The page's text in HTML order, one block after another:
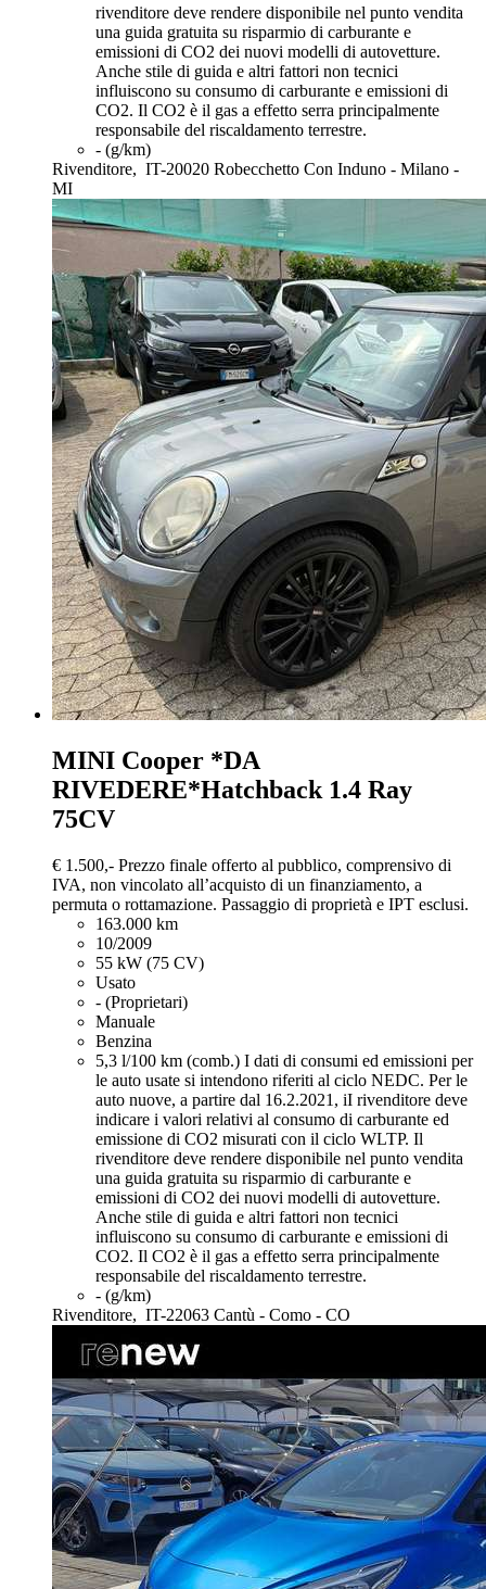
rivenditore deve rendere disponibile nel punto vendita
una guida gratuita su risparmio di carburante e
emissioni di CO2 dei nuovi modelli di autovetture.
Anche stile di guida e altri fattori non tecnici
influiscono su consumo di carburante e emissioni di
CO2. Il CO2 è il gas a effetto serra principalmente
responsabile del riscaldamento terrestre.
- (g/km)
Rivenditore, IT-20020 Robecchetto Con Induno - Milano -
MI
MINI Cooper *DA
RIVEDERE*Hatchback 1.4 Ray
75CV
€ 1.500,- Prezzo finale offerto al pubblico, comprensivo di
IVA, non vincolato all’acquisto di un finanziamento, a
permuta o rottamazione. Passaggio di proprietà e IPT esclusi.
163.000 km
10/2009
55 kW (75 CV)
Usato
- (Proprietari)
Manuale
Benzina
5,3 l/100 km (comb.) I dati di consumi ed emissioni per
le auto usate si intendono riferiti al ciclo NEDC. Per le
auto nuove, a partire dal 16.2.2021, iI rivenditore deve
indicare i valori relativi al consumo di carburante ed
emissione di CO2 misurati con il ciclo WLTP. Il
rivenditore deve rendere disponibile nel punto vendita
una guida gratuita su risparmio di carburante e
emissioni di CO2 dei nuovi modelli di autovetture.
Anche stile di guida e altri fattori non tecnici
influiscono su consumo di carburante e emissioni di
CO2. Il CO2 è il gas a effetto serra principalmente
responsabile del riscaldamento terrestre.
- (g/km)
Rivenditore, IT-22063 Cantù - Como - CO